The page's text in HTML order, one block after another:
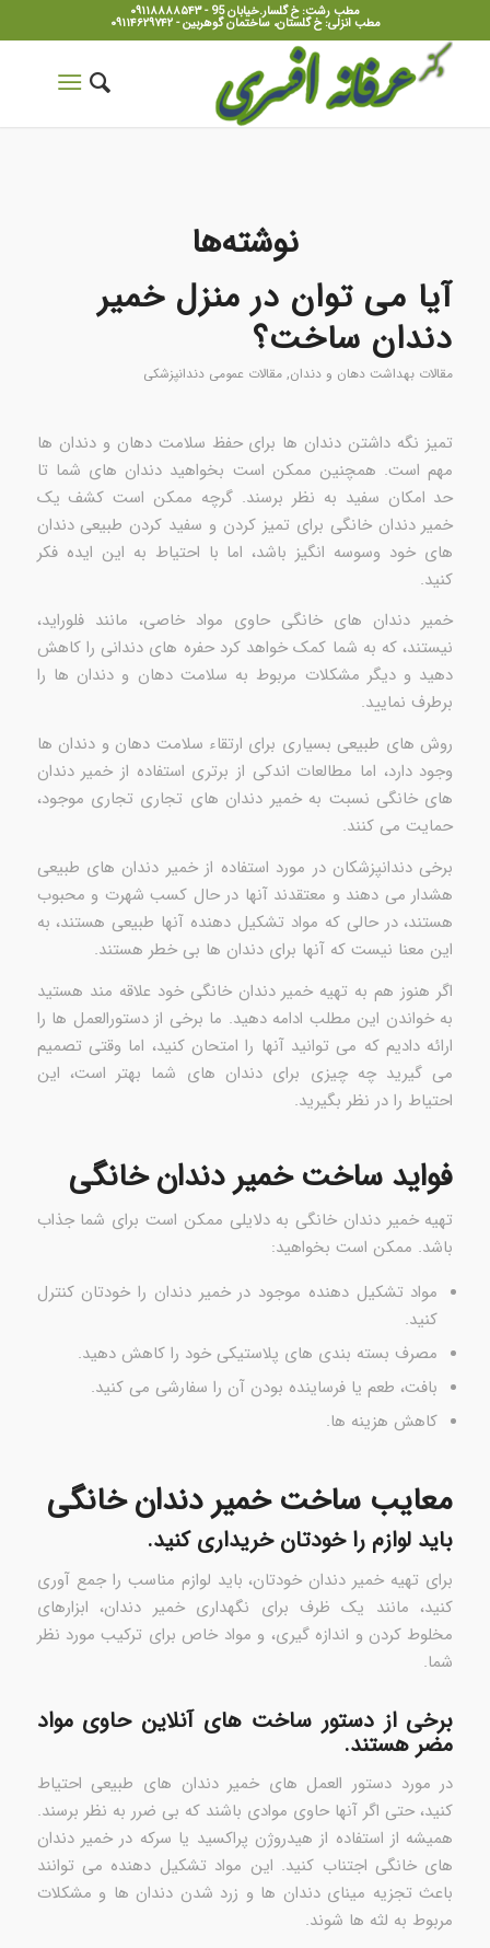
مطب رشت: خ گلسار.خیابان 95 - ۰۹۱۱۸۸۸۸۵۴۳
مطب انزلی: خ گلستان، ساختمان گوهربین - ۰۹۱۱۴۶۲۹۷۴۲
نوشته‌ها
آیا می توان در منزل خمیر
دندان ساخت؟
مقالات بهداشت دهان و دندان, مقالات عمومی دندانپزشکی
تمیز نگه داشتن دندان ها برای حفظ سلامت دهان و دندان ها
مهم است. همچنین ممکن است بخواهید دندان های شما تا
حد امکان سفید به نظر برسند. گرچه ممکن است کشف یک
خمیر دندان خانگی برای تمیز کردن و سفید کردن طبیعی دندان
های خود وسوسه انگیز باشد، اما با احتیاط به این ایده فکر
کنید.
خمیر دندان های خانگی حاوی مواد خاصی، مانند فلوراید،
نیستند، که به شما کمک خواهد کرد حفره های دندانی را کاهش
دهید و دیگر مشکلات مربوط به سلامت دهان و دندان ها را
برطرف نمایید.
روش های طبیعی بسیاری برای ارتقاء سلامت دهان و دندان ها
وجود دارد، اما مطالعات اندکی از برتری استفاده از خمیر دندان
های خانگی نسبت به خمیر دندان های تجاری تجاری موجود،
حمایت می کنند.
برخی دندانپزشکان در مورد استفاده از خمیر دندان های طبیعی
هشدار می دهند و معتقدند آنها در حال کسب شهرت و محبوب
هستند، در حالی که مواد تشکیل دهنده آنها طبیعی هستند، به
این معنا نیست که آنها برای دندان ها بی خطر هستند.
اگر هنوز هم به تهیه خمیر دندان خانگی خود علاقه مند هستید
به خواندن این مطلب ادامه دهید. ما برخی از دستورالعمل ها را
ارائه دادیم که می توانید آنها را امتحان کنید، اما وقتی تصمیم
می گیرید چه چیزی برای دندان های شما بهتر است، این
احتیاط را در نظر بگیرید.
فواید ساخت خمیر دندان خانگی
تهیه خمیر دندان خانگی به دلایلی ممکن است برای شما جذاب
باشد. ممکن است بخواهید:
مواد تشکیل دهنده موجود در خمیر دندان را خودتان کنترل
کنید.
مصرف بسته بندی های پلاستیکی خود را کاهش دهید.
بافت، طعم یا فرساینده بودن آن را سفارشی می کنید.
کاهش هزینه ها.
معایب ساخت خمیر دندان خانگی
باید لوازم را خودتان خریداری کنید.
برای تهیه خمیر دندان خودتان، باید لوازم مناسب را جمع آوری
کنید، مانند یک ظرف برای نگهداری خمیر دندان، ابزارهای
مخلوط کردن و اندازه گیری، و مواد خاص برای ترکیب مورد نظر
شما.
برخی از دستور ساخت های آنلاین حاوی مواد
مضر هستند.
در مورد دستور العمل های خمیر دندان های طبیعی احتیاط
کنید، حتی اگر آنها حاوی موادی باشند که بی ضرر به نظر برسند.
همیشه از استفاده از هیدروژن پراکسید یا سرکه در خمیر دندان
های خانگی اجتناب کنید. این مواد تشکیل دهنده می توانند
باعث تجزیه مینای دندان ها و زرد شدن دندان ها و مشکلات
مربوط به لثه ها شوند.